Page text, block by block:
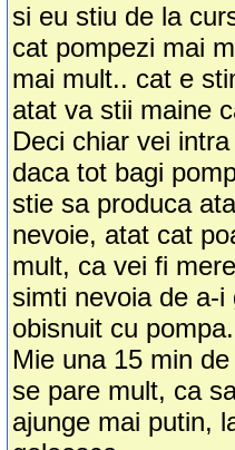
si eu stiu de la
cat pompezi mai
mai mult.. cat e
atat va stii maine
Deci chiar vei
daca tot bagi
stie sa produca
nevoie, atat cat
mult, ca vei fi
simti nevoia de a-
obisnuit cu pompa.
Mie una 15 min
se pare mult, ca
ajunge mai putin,